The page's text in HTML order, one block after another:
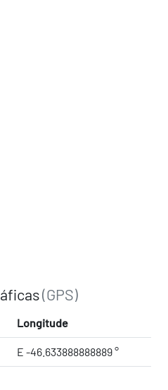
(GPS)
Longitude
E -46.633888888889 °